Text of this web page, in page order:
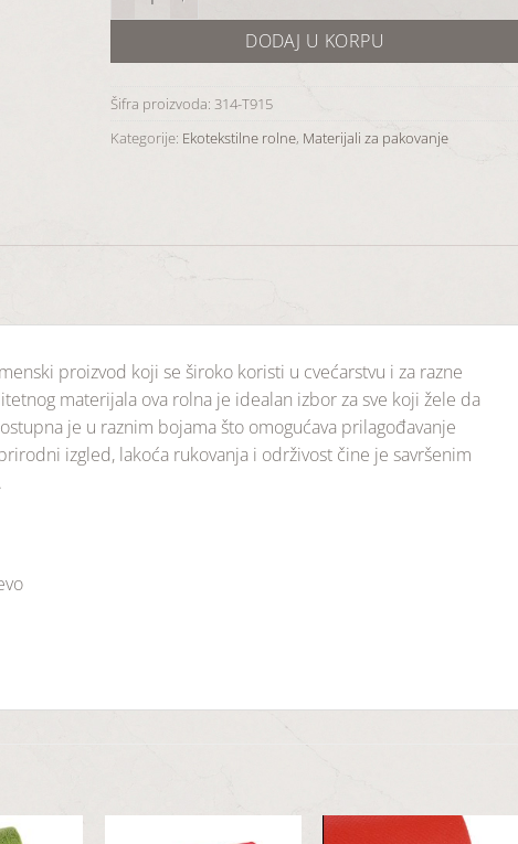
DODAJ U KORPU
Šifra proizvoda: 314-T915
Kategorije: Ekotekstilne rolne, Materijali za pakovanje
proizvod koji se široko koristi u cvećarstvu i za razne
materijala ova rolna je idealan izbor za sve koji žele da
je u raznim bojama što omogućava prilagođavanje
izgled, lakoća rukovanja i održivost čine je savršenim